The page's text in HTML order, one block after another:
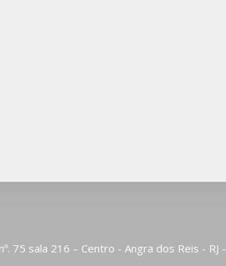
75 sala 216 – Centro - Angra dos Reis - RJ -